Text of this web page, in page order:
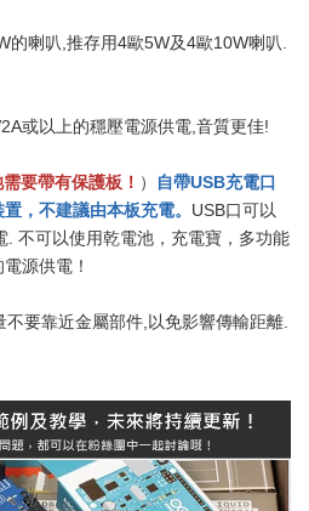
的喇叭,推存用4歐5W及4歐10W喇叭.
或以上的穩壓電源供電,音質更佳!
要帶有保護板！ ）
自帶USB充電口
，不建議由本板充電。 USB口可以
. 不可以使用乾電池，充電寶，多功能
源供電！
要靠近金屬部件,以免影響傳輸距離.